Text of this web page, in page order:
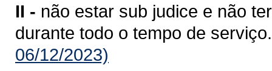
II - não estar sub judice e não
durante todo o tempo de serviço.
06/12/2023)